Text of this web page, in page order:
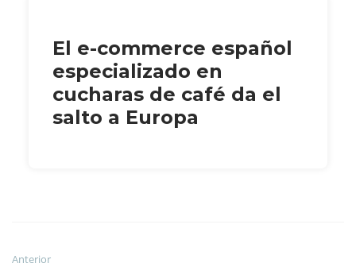
El e-commerce español
especializado en
cucharas de café da el
salto a Europa
Anterior